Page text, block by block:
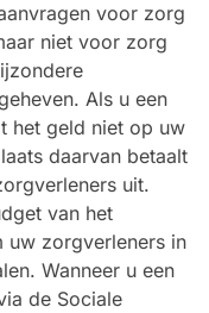
voor zorg
niet voor zorg
Als u een
het geld niet op uw
daarvan betaalt
uit.
van het
uw zorgverleners in
Wanneer u een
de Sociale